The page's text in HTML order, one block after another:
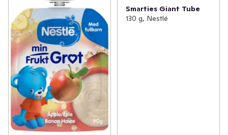
Smarties Giant Tube
130 g, Nestlé